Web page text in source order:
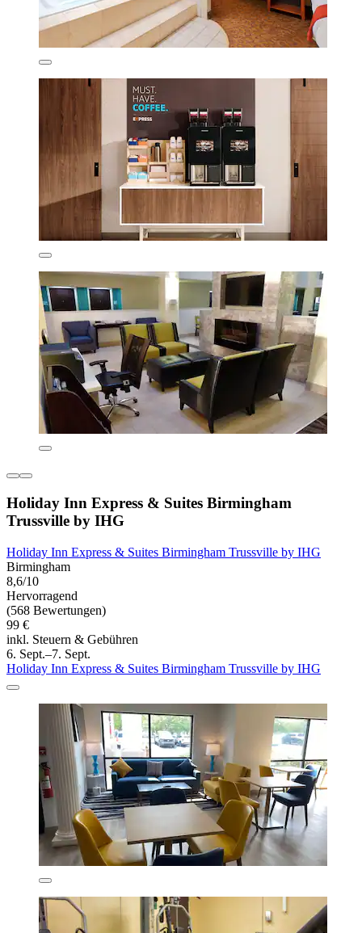
Holiday Inn Express & Suites Birmingham
Trussville by IHG
Holiday Inn Express & Suites Birmingham Trussville by IHG
Birmingham
8,6/10
Hervorragend
(568 Bewertungen)
99 €
inkl. Steuern & Gebühren
6. Sept.–7. Sept.
Holiday Inn Express & Suites Birmingham Trussville by IHG